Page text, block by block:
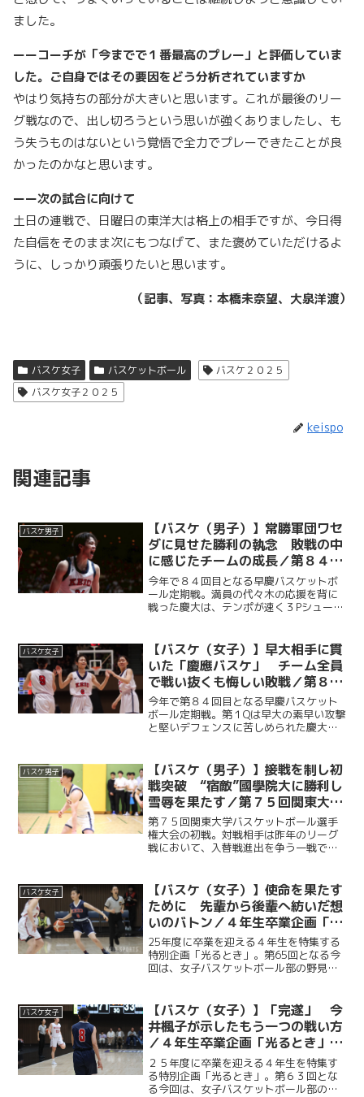
ました。
ーーコーチが「今までで１番最高のプレー」と評価していま
した。ご自身ではその要因をどう分析されていますか
やはり気持ちの部分が大きいと思います。これが最後のリー
グ戦なので、出し切ろうという思いが強くありましたし、も
う失うものはないという覚悟で全力でプレーできたことが良
かったのかなと思います。
ーー次の試合に向けて
土日の連戦で、日曜日の東洋大は格上の相手ですが、今日得
た自信をそのまま次にもつなげて、また褒めていただけるよ
うに、しっかり頑張りたいと思います。
（記事、写真：本橋未奈望、大泉洋渡）
バスケ女子 バスケットボール
バスケ２０２５
バスケ女子２０２５
keispo
関連記事
バスケ男子
【バスケ（男子）】常勝軍団ワセ
ダに見せた勝利の執念 敗戦の中
に感じたチームの成長／第８４回
早慶バスケットボール定期戦
今年で８４回目となる早慶バスケットボ
ール定期戦。満員の代々木の応援を背に
戦った慶大は、テンポが速く３Pシュート
北）や桑原佑尚（総２・済々黌）を中心
に得点を重ねていく。早大...
バスケ女子
【バスケ（女子）】早大相手に貫
いた「慶應バスケ」 チーム全員
で戦い抜くも悔しい敗戦／第８４
回早慶バスケットボール定期戦
今年で第８４回目となる早慶バスケット
ボール定期戦。第１Qは早大の素早い攻撃
と堅いデフェンスに苦しめられた慶大だ
を喫したものの、最後まで慶應らしい泥
臭いバスケを貫き、４...
バスケ男子
【バスケ（男子）】接戦を制し初
戦突破 “宿敵”國學院大に勝利し
雪辱を果たす／第７５回関東大学
バスケットボール選手権大会vs國
學院大
第７５回関東大学バスケットボール選手
権大会の初戦。対戦相手は昨年のリーグ
戦において、入替戦進出を争う一戦で敗
（商３・大垣北）を中心に、前半は攻守
ともに相手を圧倒する。後半...
バスケ女子
【バスケ（女子）】使命を果たす
ために 先輩から後輩へ紡いだ想
いのバトン／４年生卒業企画「光
るとき」 No.65・野見山洋実
25年度に卒業を迎える４年生を特集する
特別企画「光るとき」。第65回となる今
回は、女子バスケットボール部の野見山
使命があると感じていた。全てはチーム
のために――その思い...
バスケ女子
【バスケ（女子）】「完遂」 今
井楓子が示したもう一つの戦い方
／４年生卒業企画「光るとき」
No.63・今井楓子
２５年度に卒業を迎える４年生を特集す
る特別企画「光るとき」。第６３回とな
る今回は、女子バスケットボール部の今